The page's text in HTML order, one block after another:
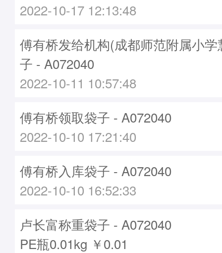
2022-10-17 12:13:48
傅有桥发给机构(成都师范附属小
子 - A072040
2022-10-11 10:57:48
傅有桥领取袋子 - A072040
2022-10-10 17:21:40
傅有桥入库袋子 - A072040
2022-10-10 16:52:33
卢长富称重袋子 - A072040
PE瓶0.01kg ￥0.01